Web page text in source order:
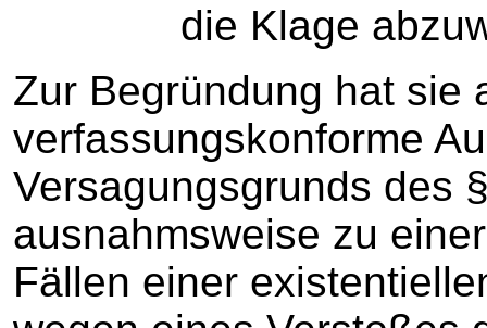
die Klage
Zur Begründung hat sie
verfassungskonforme
Versagungsgrunds des
ausnahmsweise zu
Fällen einer